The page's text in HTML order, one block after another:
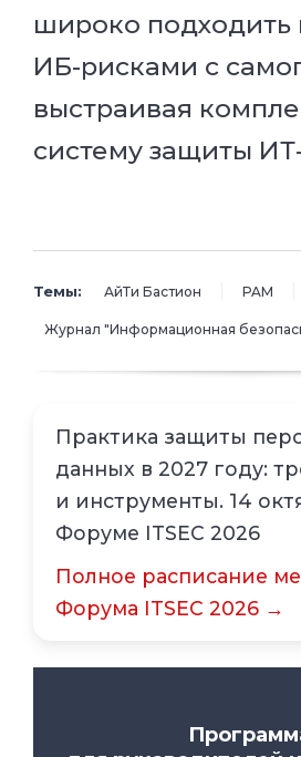
широко подходить
ИБ-рисками с
выстраивая
систему защиты
Темы: АйТи Бастион PAM
Журнал "Информационная
Практика защиты
данных в 2027 году:
и инструменты. 14
Форуме ITSEC 2026
Полное расписание
Форума ITSEC 2026 →